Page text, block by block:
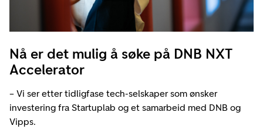
Nå er det mulig å søke på DNB NXT
Accelerator
– Vi ser etter tidligfase tech-selskaper som ønsker
investering fra Startuplab og et samarbeid med DNB og
Vipps.